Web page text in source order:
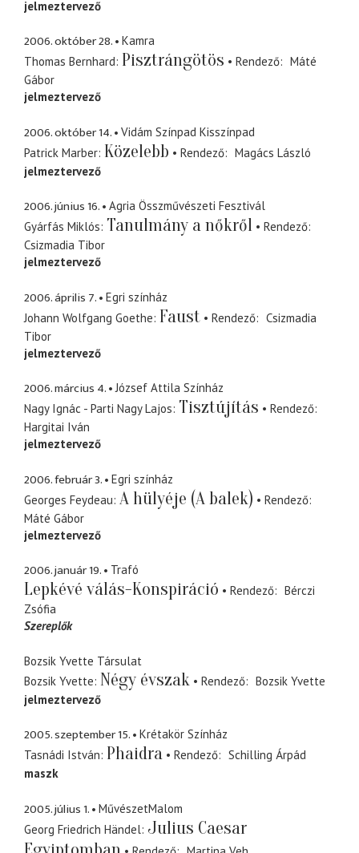
jelmeztervező
2006. október 28.
Kamra
Thomas Bernhard Pisztrángötös Rendező
Máté
Gábor
jelmeztervező
2006. október 14.
Vidám Színpad Kisszínpad
Patrick Marber Közelebb Rendező
Magács László
jelmeztervező
2006. június 16.
Agria Összművészeti Fesztivál
Gyárfás Miklós Tanulmány a nőkről
Rendező
Csizmadia Tibor
jelmeztervező
2006. április 7.
Egri színház
Johann Wolfgang Goethe Faust Rendező
Csizmadia
Tibor
jelmeztervező
2006. március 4.
József Attila Színház
Nagy Ignác - Parti Nagy Lajos Tisztújítás
Rendező
Hargitai Iván
jelmeztervező
2006. február 3.
Egri színház
Georges Feydeau A hülyéje (A balek)
Rendező
Máté Gábor
jelmeztervező
2006. január 19. Trafó
Lepkévé válás-Konspiráció Rendező
Bérczi
Zsófia
Szereplők
Bozsik Yvette Társulat
Bozsik Yvette Négy évszak Rendező
Bozsik Yvette
jelmeztervező
2005. szeptember 15.
Krétakör Színház
Tasnádi István Phaidra Rendező
Schilling Árpád
maszk
2005. július 1.
MűvészetMalom
Georg Friedrich Händel Julius Caesar